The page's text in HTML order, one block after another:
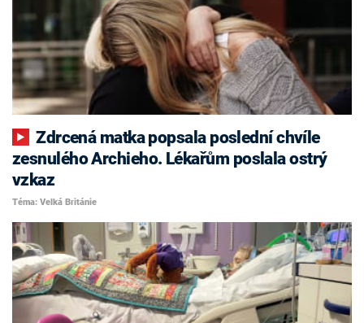
Zdrcená matka popsala poslední chvíle
zesnulého Archieho. Lékařům poslala ostrý
vzkaz
Téma: Velká Británie